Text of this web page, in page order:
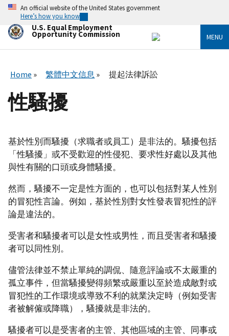
Skip
main
content
An official website of the United States government
Here’s how you know
U.S. Equal Employment
Opportunity Commission MENU
Home 繁體中文信息 提起法律訴訟
性騷擾
基於性別而騷擾（求職者或員工）是非法的。騷擾包括
「性騷擾」或不受歡迎的性侵犯、要求性好處以及其他
與性有關的口頭或身體騷擾。
然而，騷擾不一定是性方面的，也可以包括對某人性別
的冒犯性言論。例如，基於性別對女性發表冒犯性的評
論是違法的。
受害者和騷擾者可以是女性或男性，而且受害者和騷擾
者可以同性別。
儘管法律並不禁止單純的調侃、隨意評論或不太嚴重的
孤立事件，但當騷擾變得頻繁或嚴重以至於造成敵對或
冒犯性的工作環境或導致不利的就業決定時（例如受害
者被解僱或降職），騷擾就是非法的。
騷擾者可以是受害者的主管、其他區域的主管、同事或